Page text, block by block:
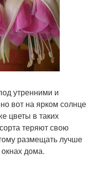
утренними и
вот на ярком солнце
цветы в таких
теряют свою
размещать лучше
дома.